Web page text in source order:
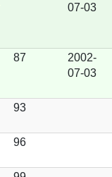
07-03
87
2002-
07-03
93
96